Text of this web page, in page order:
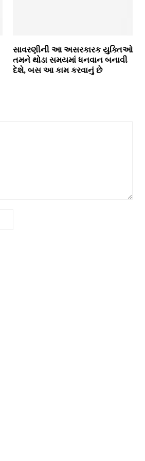
સાવરણીની આ અસરકારક યુક્તિઓ
તમને થોડા સમયમાં ધનવાન બનાવી
દેશે, બસ આ કામ કરવાનું છે